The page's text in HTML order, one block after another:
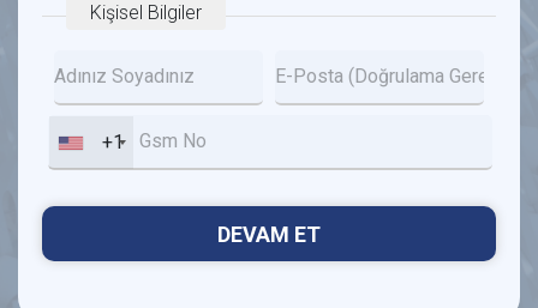
Kişisel Bilgiler
+1
DEVAM ET